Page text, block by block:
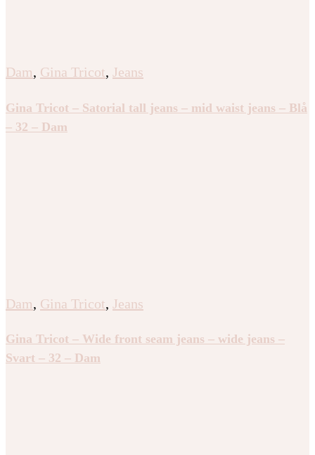
Dam, Gina Tricot, Jeans
Gina Tricot – Satorial tall jeans – mid waist jeans – Blå
– 32 – Dam
Dam, Gina Tricot, Jeans
Gina Tricot – Wide front seam jeans – wide jeans –
Svart – 32 – Dam